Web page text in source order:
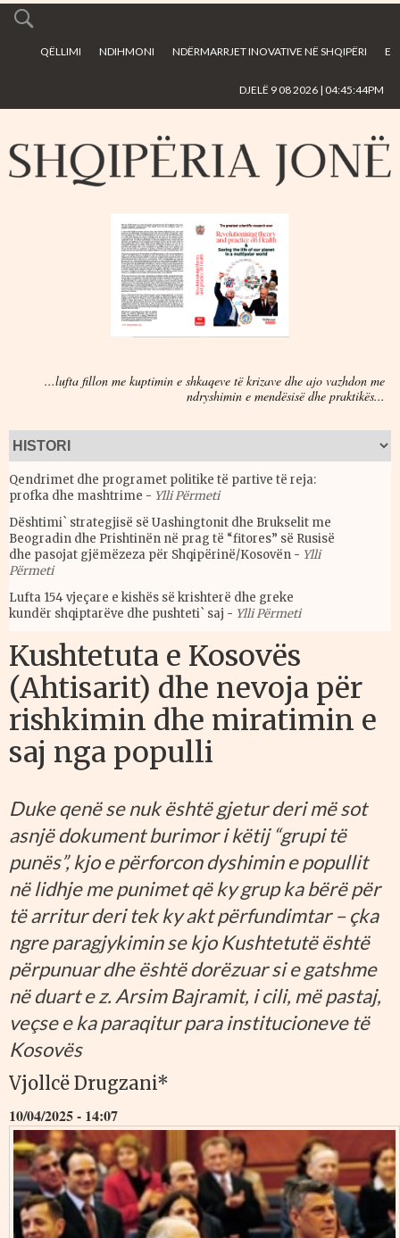
main
QËLLIMI NDIHMONI NDËRMARRJET INOVATIVE NË SHQIPËRI E
DJELË 9 08 2026 | 04:45:44PM
...lufta fillon me kuptimin e shkaqeve të krizave dhe ajo vazhdon me
ndryshimin e mendësisë dhe praktikës...
Qendrimet dhe programet politike të partive të reja:
profka dhe mashtrime - Ylli Përmeti
Dështimi` strategjisë së Uashingtonit dhe Brukselit me
Beogradin dhe Prishtinën në prag të “fitores” së Rusisë
dhe pasojat gjëmëzeza për Shqipërinë/Kosovën - Ylli
Përmeti
Lufta 154 vjeçare e kishës së krishterë dhe greke
kundër shqiptarëve dhe pushteti` saj - Ylli Përmeti
Kushtetuta e Kosovës
(Ahtisarit) dhe nevoja për
rishkimin dhe miratimin e
saj nga populli
Duke qenë se nuk është gjetur deri më sot
asnjë dokument burimor i këtij “grupi të
punës”, kjo e përforcon dyshimin e popullit
në lidhje me punimet që ky grup ka bërë për
të arritur deri tek ky akt përfundimtar – çka
ngre paragjykimin se kjo Kushtetutë është
përpunuar dhe është dorëzuar si e gatshme
në duart e z. Arsim Bajramit, i cili, më pastaj,
veçse e ka paraqitur para institucioneve të
Kosovës
Vjollcë Drugzani*
10/04/2025 - 14:07